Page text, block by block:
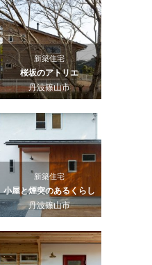
新築住宅
桜坂のアトリエ
丹波篠山市
新築住宅
小屋と煙突のあるくらし
丹波篠山市